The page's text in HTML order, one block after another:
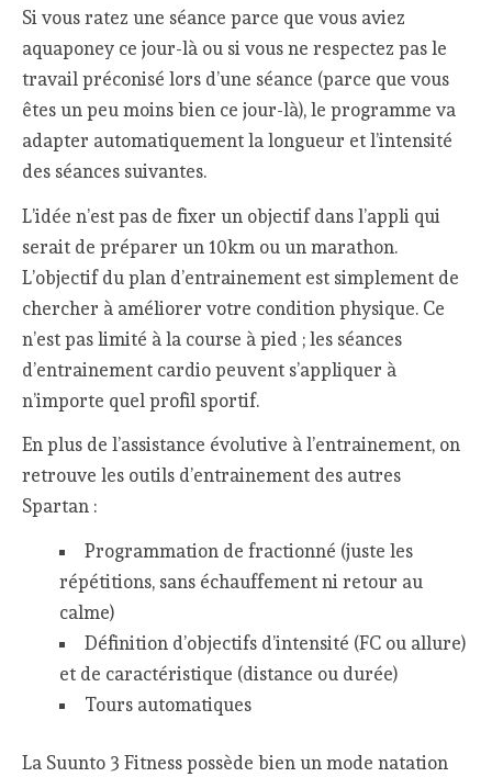
Si vous ratez une séance parce que vous aviez
aquaponey ce jour-là ou si vous ne respectez pas le
travail préconisé lors d’une séance (parce que vous
êtes un peu moins bien ce jour-là), le programme va
adapter automatiquement la longueur et l’intensité
des séances suivantes.
L’idée n’est pas de fixer un objectif dans l’appli qui
serait de préparer un 10km ou un marathon.
L’objectif du plan d’entrainement est simplement de
chercher à améliorer votre condition physique. Ce
n’est pas limité à la course à pied ; les séances
d’entrainement cardio peuvent s’appliquer à
n’importe quel profil sportif.
En plus de l’assistance évolutive à l’entrainement, on
retrouve les outils d’entrainement des autres
Spartan :
Programmation de fractionné (juste les
répétitions, sans échauffement ni retour au
calme)
Définition d’objectifs d’intensité (FC ou allure)
et de caractéristique (distance ou durée)
Tours automatiques
La Suunto 3 Fitness possède bien un mode natation